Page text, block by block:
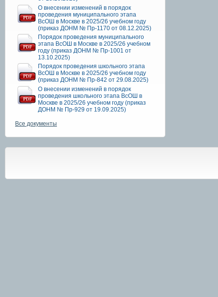
О внесении изменений в порядок
проведения муниципального этапа
ВсОШ в Москве в 2025/26 учебном году
(приказ ДОНМ № Пр-1170 от 08.12.2025)
Порядок проведения муниципального
этапа ВсОШ в Москве в 2025/26 учебном
году (приказ ДОНМ № Пр-1001 от
13.10.2025)
Порядок проведения школьного этапа
ВсОШ в Москве в 2025/26 учебном году
(приказ ДОНМ № Пр-842 от 29.08.2025)
О внесении изменений в порядок
проведения школьного этапа ВсОШ в
Москве в 2025/26 учебном году (приказ
ДОНМ № Пр-929 от 19.09.2025)
Все документы